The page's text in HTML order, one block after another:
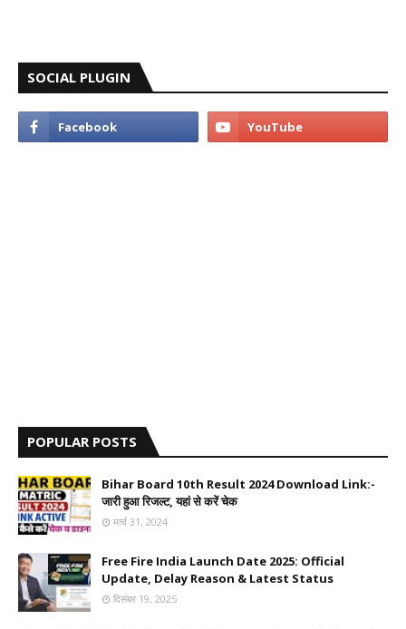
SOCIAL PLUGIN
POPULAR POSTS
Bihar Board 10th Result 2024 Download Link:-
जारी हुआ रिजल्ट, यहां से करें चेक
मार्च 31, 2024
Free Fire India Launch Date 2025: Official
Update, Delay Reason & Latest Status
दिसंबर 19, 2025